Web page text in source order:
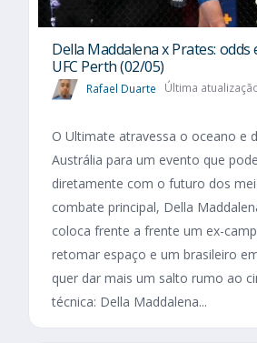
Della Maddalena x Prates: odds
UFC Perth (02/05)
Rafael Duarte Última
O Ultimate atravessa o oceano e
Austrália para um evento que
diretamente com o futuro dos
combate principal, Della
coloca frente a frente um ex-
retomar espaço e um brasileiro
quer dar mais um salto rumo ao
técnica: Della Maddalena...